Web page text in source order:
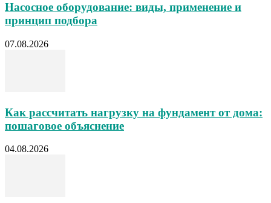
Насосное оборудование: виды, применение и
принцип подбора
07.08.2026
Как рассчитать нагрузку на фундамент от дома:
пошаговое объяснение
04.08.2026